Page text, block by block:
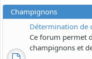
Champignons
Détermination de
Ce forum permet
champignons et